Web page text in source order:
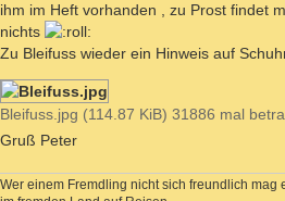
ihm im Heft vorhanden , zu Prost findet
nichts
Zu Bleifuss wieder ein Hinweis auf
Bleifuss.jpg (114.87 KiB) 31886 mal
Gruß Peter
Wer einem Fremdling nicht sich freundlich mag